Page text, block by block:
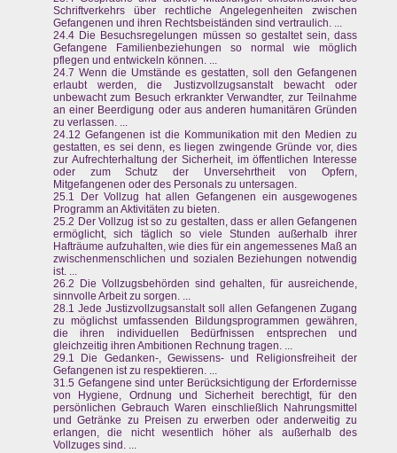
Schriftverkehrs über rechtliche Angelegenheiten zwischen
Gefangenen und ihren Rechtsbeiständen sind vertraulich. ...
24.4 Die Besuchsregelungen müssen so gestaltet sein, dass
Gefangene Familienbeziehungen so normal wie möglich
pflegen und entwickeln können. ...
24.7 Wenn die Umstände es gestatten, soll den Gefangenen
erlaubt werden, die Justizvollzugsanstalt bewacht oder
unbewacht zum Besuch erkrankter Verwandter, zur Teilnahme
an einer Beerdigung oder aus anderen humanitären Gründen
zu verlassen. ...
24.12 Gefangenen ist die Kommunikation mit den Medien zu
gestatten, es sei denn, es liegen zwingende Gründe vor, dies
zur Aufrechterhaltung der Sicherheit, im öffentlichen Interesse
oder zum Schutz der Unversehrtheit von Opfern,
Mitgefangenen oder des Personals zu untersagen.
25.1 Der Vollzug hat allen Gefangenen ein ausgewogenes
Programm an Aktivitäten zu bieten.
25.2 Der Vollzug ist so zu gestalten, dass er allen Gefangenen
ermöglicht, sich täglich so viele Stunden außerhalb ihrer
Hafträume aufzuhalten, wie dies für ein angemessenes Maß an
zwischenmenschlichen und sozialen Beziehungen notwendig
ist. ...
26.2 Die Vollzugsbehörden sind gehalten, für ausreichende,
sinnvolle Arbeit zu sorgen. ...
28.1 Jede Justizvollzugsanstalt soll allen Gefangenen Zugang
zu möglichst umfassenden Bildungsprogrammen gewähren,
die ihren individuellen Bedürfnissen entsprechen und
gleichzeitig ihren Ambitionen Rechnung tragen. ...
29.1 Die Gedanken-, Gewissens- und Religionsfreiheit der
Gefangenen ist zu respektieren. ...
31.5 Gefangene sind unter Berücksichtigung der Erfordernisse
von Hygiene, Ordnung und Sicherheit berechtigt, für den
persönlichen Gebrauch Waren einschließlich Nahrungsmittel
und Getränke zu Preisen zu erwerben oder anderweitig zu
erlangen, die nicht wesentlich höher als außerhalb des
Vollzuges sind. ...